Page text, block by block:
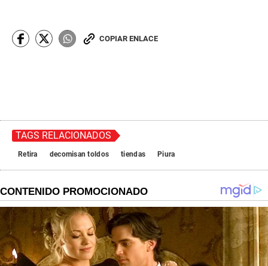
COPIAR ENLACE
TAGS RELACIONADOS
Retira decomisan toldos tiendas Piura